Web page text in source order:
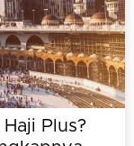
Plus?